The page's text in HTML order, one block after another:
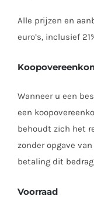
Alle prijzen en
euro’s, inclusief
Wanneer u een
een
behoudt zich het
zonder opgave
betaling dit
Voorraad